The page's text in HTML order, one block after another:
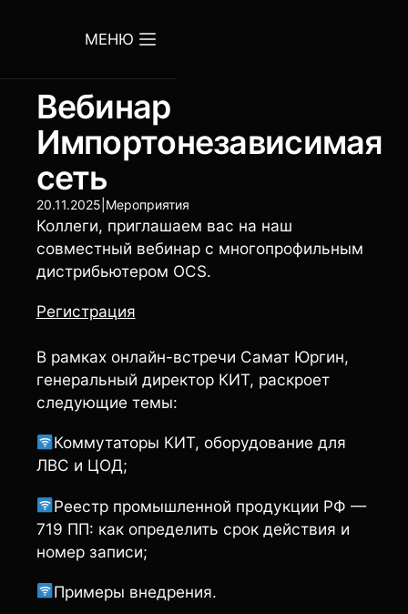
МЕНЮ
Вебинар
Импортонезависимая
сеть
20.11.2025 Мероприятия
Коллеги, приглашаем вас на наш
совместный вебинар с многопрофильным
дистрибьютером OCS.
Регистрация
В рамках онлайн-встречи Самат Юргин,
генеральный директор КИТ, раскроет
следующие темы:
Коммутаторы КИТ, оборудование для
ЛВС и ЦОД;
Реестр промышленной продукции РФ —
719 ПП: как определить срок действия и
номер записи;
Примеры внедрения.